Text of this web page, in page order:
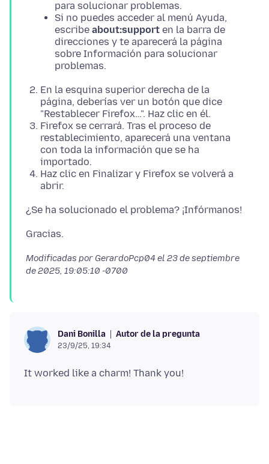
para solucionar problemas.
Si no puedes acceder al menú Ayuda,
escribe about:support en la barra de
direcciones y te aparecerá la página
sobre Información para solucionar
problemas.
En la esquina superior derecha de la
página, deberías ver un botón que dice
"Restablecer Firefox…". Haz clic en él.
Firefox se cerrará. Tras el proceso de
restablecimiento, aparecerá una ventana
con toda la información que se ha
importado.
Haz clic en Finalizar y Firefox se volverá a
abrir.
Modificadas por GerardoPcp04 el 23 de septiembre
de 2025, 19:05:10 -0700
Dani Bonilla Autor de la pregunta
23/9/25, 19:34